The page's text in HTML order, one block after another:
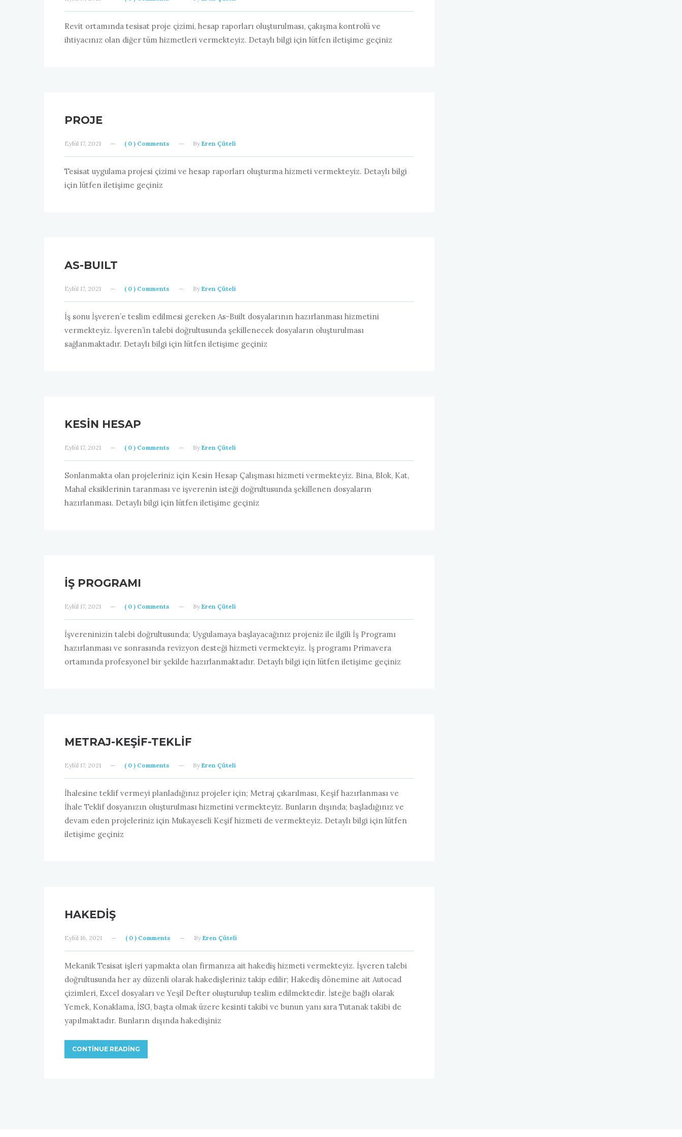
Revit ortamında tesisat proje çizimi, hesap raporları oluşturulması, çakışma kontrolü ve
ihtiyacınız olan diğer tüm hizmetleri vermekteyiz. Detaylı bilgi için lütfen iletişime geçiniz
PROJE
Eylül 17, 2021 — ( 0 ) Comments — By Eren Çüteli
Tesisat uygulama projesi çizimi ve hesap raporları oluşturma hizmeti vermekteyiz. Detaylı bilgi
için lütfen iletişime geçiniz
AS-BUILT
Eylül 17, 2021 — ( 0 ) Comments — By Eren Çüteli
İş sonu İşveren’e teslim edilmesi gereken As-Built dosyalarının hazırlanması hizmetini
vermekteyiz. İşveren’in talebi doğrultusunda şekillenecek dosyaların oluşturulması
sağlanmaktadır. Detaylı bilgi için lütfen iletişime geçiniz
KESIN HESAP
Eylül 17, 2021 — ( 0 ) Comments — By Eren Çüteli
Sonlanmakta olan projeleriniz için Kesin Hesap Çalışması hizmeti vermekteyiz. Bina, Blok, Kat,
Mahal eksiklerinin taranması ve işverenin isteği doğrultusunda şekillenen dosyaların
hazırlanması. Detaylı bilgi için lütfen iletişime geçiniz
İŞ PROGRAMI
Eylül 17, 2021 — ( 0 ) Comments — By Eren Çüteli
İşvereninizin talebi doğrultusunda; Uygulamaya başlayacağınız projeniz ile ilgili İş Programı
hazırlanması ve sonrasında revizyon desteği hizmeti vermekteyiz. İş programı Primavera
ortamında profesyonel bir şekilde hazırlanmaktadır. Detaylı bilgi için lütfen iletişime geçiniz
METRAJ-KEŞIF-TEKLIF
Eylül 17, 2021 — ( 0 ) Comments — By Eren Çüteli
İhalesine teklif vermeyi planladığınız projeler için; Metraj çıkarılması, Keşif hazırlanması ve
İhale Teklif dosyanızın oluşturulması hizmetini vermekteyiz. Bunların dışında; başladığınız ve
devam eden projeleriniz için Mukayeseli Keşif hizmeti de vermekteyiz. Detaylı bilgi için lütfen
iletişime geçiniz
HAKEDIŞ
Eylül 16, 2021 — ( 0 ) Comments — By Eren Çüteli
Mekanik Tesisat işleri yapmakta olan firmanıza ait hakediş hizmeti vermekteyiz. İşveren talebi
doğrultusunda her ay düzenli olarak hakedişleriniz takip edilir; Hakediş dönemine ait Autocad
çizimleri, Excel dosyaları ve Yeşil Defter oluşturulup teslim edilmektedir. İsteğe bağlı olarak
Yemek, Konaklama, İSG, başta olmak üzere kesinti takibi ve bunun yanı sıra Tutanak takibi de
yapılmaktadır. Bunların dışında hakedişiniz
CONTINUE READING